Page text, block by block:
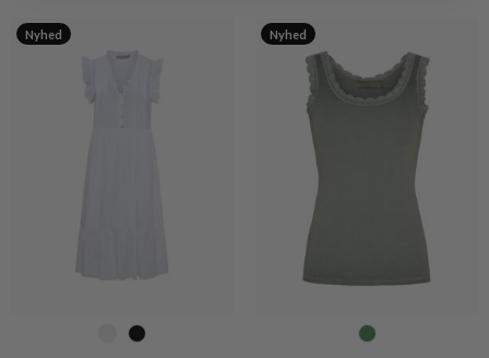
Nyhed Nyhed